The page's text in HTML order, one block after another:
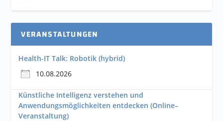
VERANSTALTUNGEN
Health-IT Talk: Robotik (hybrid)
10.08.2026
Künstliche Intelligenz verstehen und
Anwendungsmöglichkeiten entdecken (Online–
Veranstaltung)